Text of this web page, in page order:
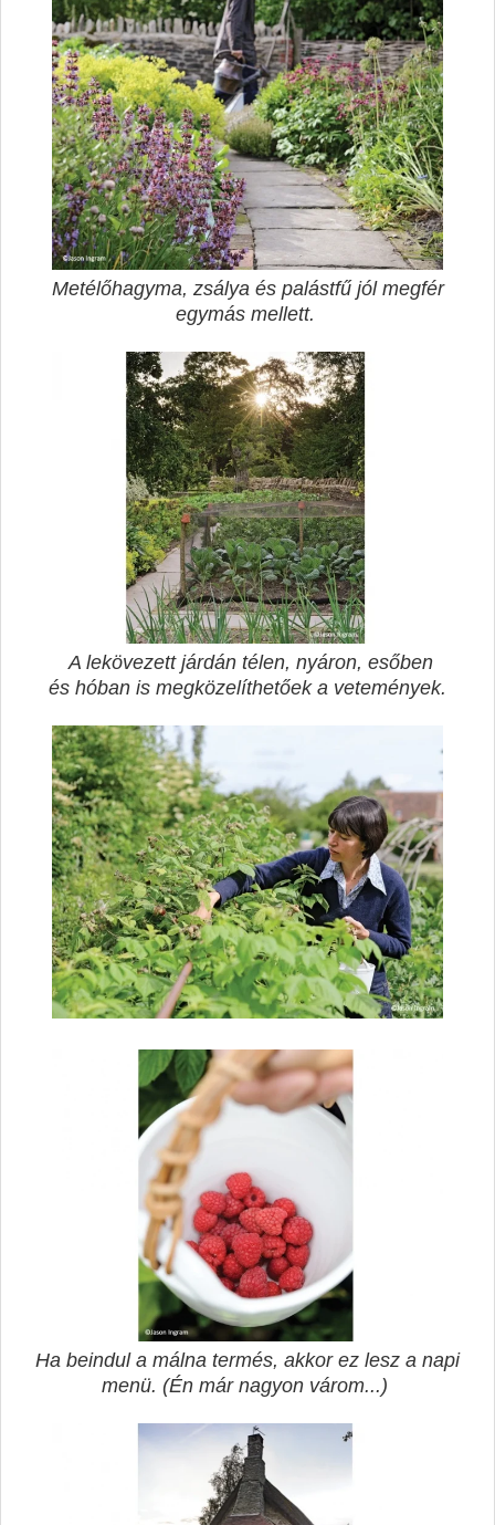
Metélőhagyma, zsálya és palástfű jól megfér
egymás mellett.
A lekövezett járdán télen, nyáron, esőben
és hóban is megközelíthetőek a vetemények.
Ha beindul a málna termés, akkor ez lesz a napi
menü. (Én már nagyon várom...)